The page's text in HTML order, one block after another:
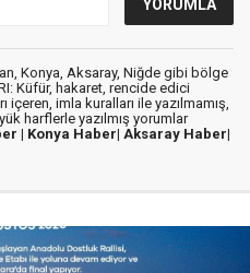
Konya, Aksaray, Niğde gibi bölge
Küfür, hakaret, rencide edici
imla kuralları ile yazılmamış,
harflerle yazılmış yorumlar
| Konya Haber| Aksaray Haber|